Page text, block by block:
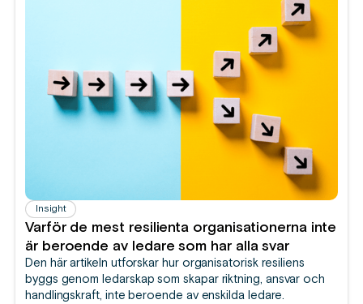
Insight
Varför de mest resilienta organisationerna inte
är beroende av ledare som har alla svar
Den här artikeln utforskar hur organisatorisk resiliens
byggs genom ledarskap som skapar riktning, ansvar och
handlingskraft, inte beroende av enskilda ledare.